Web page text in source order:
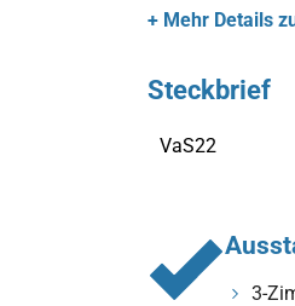
+ Mehr Details
Steckbrief
VaS22
3-